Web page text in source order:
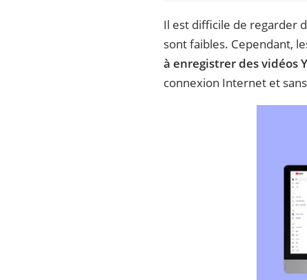
Il est difficile de regarder
sont faibles. Cependant,
à enregistrer des vidéos
connexion Internet et